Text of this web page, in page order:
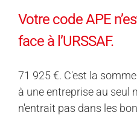
Votre code APE
face à l’URSSAF.
71 925 €. C'est la
à une entreprise au seul
n'entrait pas dans les